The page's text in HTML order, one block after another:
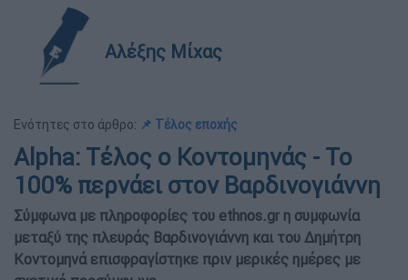
Αλέξης Μίχας
Ενότητες στο άρθρο: 📌 Τέλος εποχής
Alpha: Τέλος ο Κοντομηνάς - Το
100% περνάει στον Βαρδινογιάννη
Σύμφωνα με πληροφορίες του ethnos.gr η συμφωνία
μεταξύ της πλευράς Βαρδινογιάννη και του Δημήτρη
Κοντομηνά επισφραγίστηκε πριν μερικές ημέρες με